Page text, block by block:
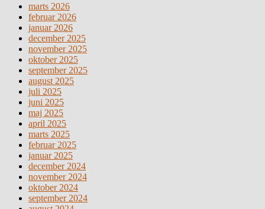
marts 2026
februar 2026
januar 2026
december 2025
november 2025
oktober 2025
september 2025
august 2025
juli 2025
juni 2025
maj 2025
april 2025
marts 2025
februar 2025
januar 2025
december 2024
november 2024
oktober 2024
september 2024